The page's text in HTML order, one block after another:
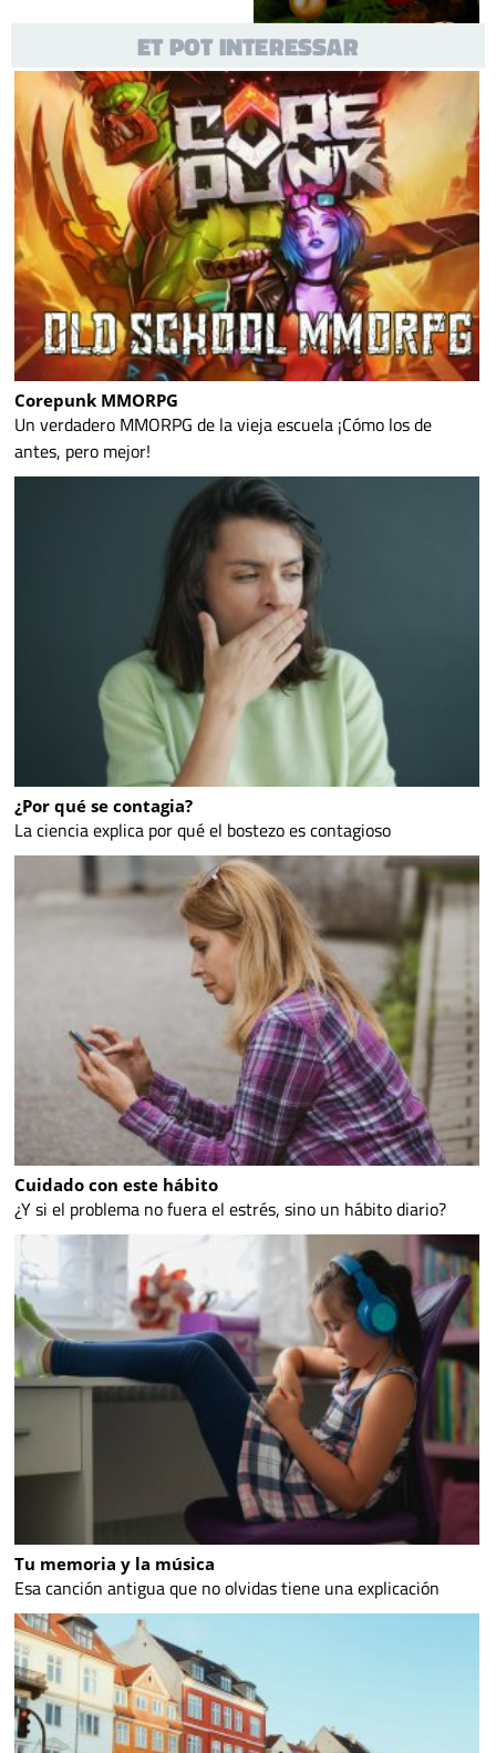
ET POT INTERESSAR
Corepunk MMORPG
Un verdadero MMORPG de la vieja escuela ¡Cómo los de
antes, pero mejor!
¿Por qué se contagia?
La ciencia explica por qué el bostezo es contagioso
Cuidado con este hábito
¿Y si el problema no fuera el estrés, sino un hábito diario?
Tu memoria y la música
Esa canción antigua que no olvidas tiene una explicación